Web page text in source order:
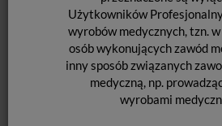
Użytkowników
wyrobów medycznych, tzn.
osób wykonujących zawód
inny sposób związanych
medyczną, np.
wyrobami
SPEEDEX PUTTY /